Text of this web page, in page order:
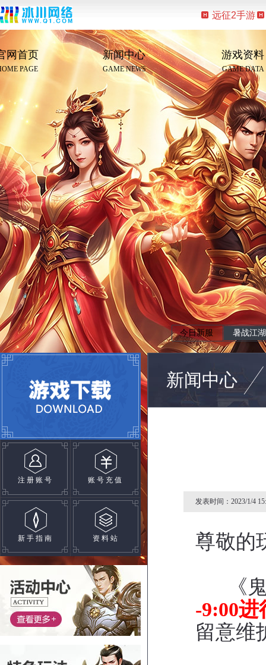
远征2手游
网首页
PAGE
新闻中心
GAME NEWS
游戏资料
GAME DATA
今日新服 暑战江湖
注册账号 账号充值
新手指南 资料站
新闻中心
发表时间：2023/1/4
尊敬的
《鬼
-9:00进
留意维